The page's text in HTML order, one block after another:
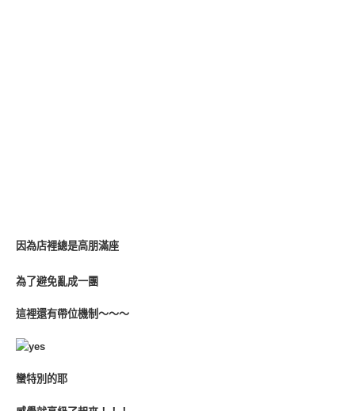
因為店裡總是高朋滿座
為了避免亂成一團
這裡還有帶位機制～～～
蠻特別的耶